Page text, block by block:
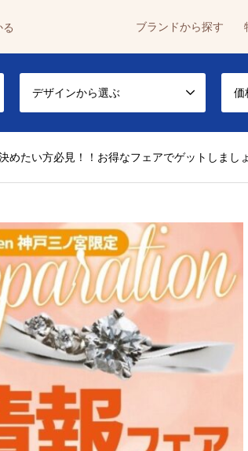
ブランドから探す
デザインから選ぶ 価
めたい方必見！！お得なフェアでゲットしまし